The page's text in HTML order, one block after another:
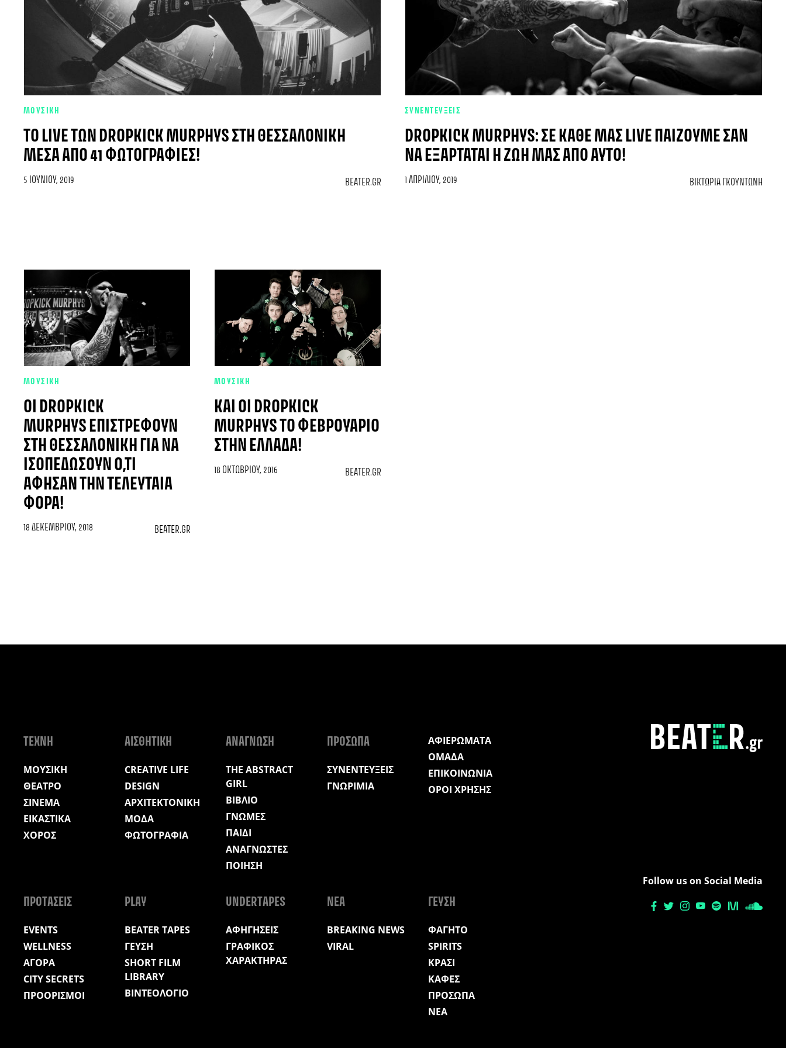
ΜΟΥΣΙΚΗ
ΤΟ LIVE ΤΩΝ DROPKICK MURPHYS ΣΤΗ ΘΕΣΣΑΛΟΝΊΚΗ
ΜΈΣΑ ΑΠΌ 41 ΦΩΤΟΓΡΑΦΊΕΣ!
5 ΙΟΥΝΊΟΥ, 2019 BEATER.GR
ΣΥΝΕΝΤΕΥΞΕΙΣ
DROPKICK MURPHYS: ΣΕ ΚΆΘΕ ΜΑΣ LIVE ΠΑΊΖΟΥΜΕ ΣΑΝ
ΝΑ ΕΞΑΡΤΆΤΑΙ Η ΖΩΉ ΜΑΣ ΑΠΌ ΑΥΤΌ!
1 ΑΠΡΙΛΊΟΥ, 2019 ΒΙΚΤΏΡΙΑ ΓΚΟΥΝΤΏΝΗ
ΜΟΥΣΙΚΗ
ΟΙ DROPKICK
MURPHYS ΕΠΙΣΤΡΈΦΟΥΝ
ΣΤΗ ΘΕΣΣΑΛΟΝΊΚΗ ΓΙΑ ΝΑ
ΙΣΟΠΕΔΏΣΟΥΝ Ό,ΤΙ
ΆΦΗΣΑΝ ΤΗΝ ΤΕΛΕΥΤΑΊΑ
ΦΟΡΆ!
18 ΔΕΚΕΜΒΡΊΟΥ, 2018 BEATER.GR
ΜΟΥΣΙΚΗ
ΚΑΙ ΟΙ DROPKICK
MURPHYS ΤΟ ΦΕΒΡΟΥΆΡΙΟ
ΣΤΗΝ ΕΛΛΆΔΑ!
18 ΟΚΤΩΒΡΊΟΥ, 2016 BEATER.GR
ΤΕΧΝΗ
ΜΟΥΣΙΚΗ
ΘΕΑΤΡΟ
ΣΙΝΕΜΑ
ΕΙΚΑΣΤΙΚΑ
ΧΟΡΟΣ
ΑΙΣΘΗΤΙΚΗ
CREATIVE LIFE
DESIGN
ΑΡΧΙΤΕΚΤΟΝΙΚΗ
ΜΟΔΑ
ΦΩΤΟΓΡΑΦΙΑ
ΑΝΑΓΝΩΣΗ
THE ABSTRACT
GIRL
ΒΙΒΛΙΟ
ΓΝΩΜΕΣ
ΠΑΙΔΙ
ΑΝΑΓΝΩΣΤΕΣ
ΠΟΙΗΣΗ
ΠΡΟΣΩΠΑ
ΣΥΝΕΝΤΕΥΞΕΙΣ
ΓΝΩΡΙΜΙΑ
ΑΦΙΕΡΩΜΑΤΑ
ΟΜΑΔΑ
ΕΠΙΚΟΙΝΩΝΙΑ
ΟΡΟΙ ΧΡΗΣΗΣ
ΠΡΟΤΑΣΕΙΣ
EVENTS
WELLNESS
ΑΓΟΡΑ
CITY SECRETS
ΠΡΟΟΡΙΣΜΟΙ
PLAY
BEATER TAPES
ΓΕΥΣΗ
SHORT FILM
LIBRARY
ΒΙΝΤΕΟΛΟΓΙΟ
UNDERTAPES
ΑΦΗΓΗΣΕΙΣ
ΓΡΑΦΙΚΟΣ
ΧΑΡΑΚΤΗΡΑΣ
ΝΕΑ
BREAKING NEWS
VIRAL
ΓΕΥΣΗ
ΦΑΓΗΤΟ
SPIRITS
ΚΡΑΣΙ
ΚΑΦΕΣ
ΠΡΟΣΩΠΑ
ΝΕΑ
Follow us on Social Media